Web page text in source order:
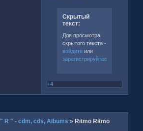
Скрытый
текст:
Для просмотра
скрытого текста -
войдитеили
зарегистрируйтесь
+4
" R " - cdm, cds, Albums »Ritmo Ritmo